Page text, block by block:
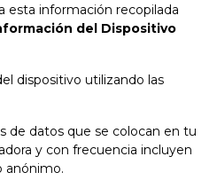
esta información recopilada
del Dispositivo
dispositivo utilizando las
de datos que se colocan en tu
y con frecuencia incluyen
anónimo.